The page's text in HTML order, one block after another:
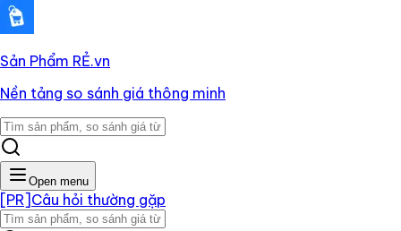
Sản Phẩm RẺ.vn
Nền tảng so sánh giá thông minh
Open menu
[PR] Câu hỏi thường gặp